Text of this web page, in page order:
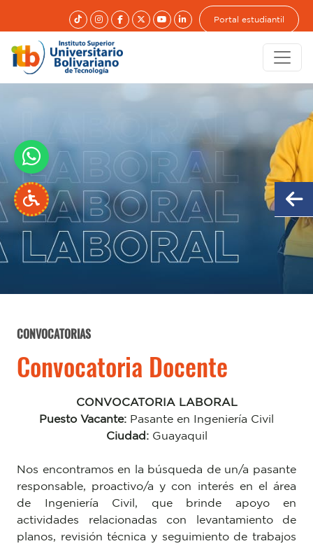
Portal estudiantil
CONVOCATORIAS
Convocatoria Docente
CONVOCATORIA LABORAL
Puesto Vacante: Pasante en Ingeniería Civil
Ciudad: Guayaquil
Nos encontramos en la búsqueda de un/a pasante
responsable, proactivo/a y con interés en el área
de Ingeniería Civil, que brinde apoyo en
actividades relacionadas con levantamiento de
planos, revisión técnica y seguimiento de trabajos